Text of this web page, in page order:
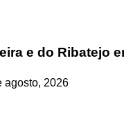
e do Ribatejo
agosto, 2026